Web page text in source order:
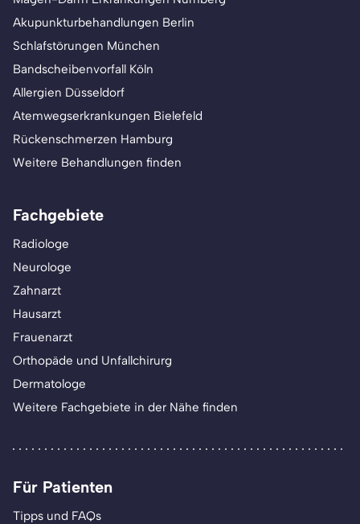
Akupunkturbehandlungen Berlin
Schlafstörungen München
Bandscheibenvorfall Köln
Allergien Düsseldorf
Atemwegserkrankungen Bielefeld
Rückenschmerzen Hamburg
Weitere Behandlungen finden
Fachgebiete
Radiologe
Neurologe
Zahnarzt
Hausarzt
Frauenarzt
Orthopäde und Unfallchirurg
Dermatologe
Weitere Fachgebiete in der Nähe finden
Für Patienten
Tipps und FAQs